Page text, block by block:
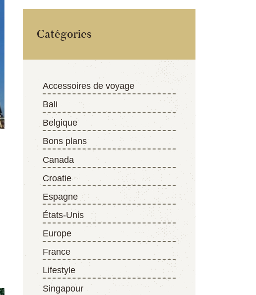
Catégories
Accessoires de voyage
Bali
Belgique
Bons plans
Canada
Croatie
Espagne
États-Unis
Europe
France
Lifestyle
Singapour